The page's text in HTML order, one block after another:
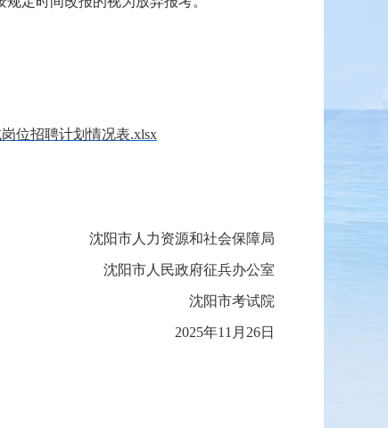
位招聘计划情况表.xlsx
沈阳市人力资源和社会保障局
沈阳市人民政府征兵办公室
沈阳市考试院
2025年11月26日